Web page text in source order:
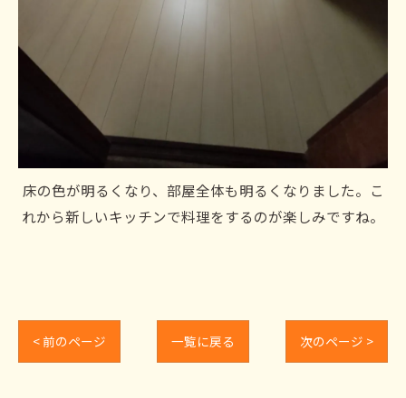
床の色が明るくなり、部屋全体も明るくなりました。こ
れから新しいキッチンで料理をするのが楽しみですね。
< 前のページ 一覧に戻る 次のページ >